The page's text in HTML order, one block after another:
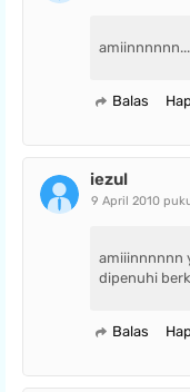
Balas
iezul
9 April 2010
amiiinnnnnn
dipenuhi
Balas